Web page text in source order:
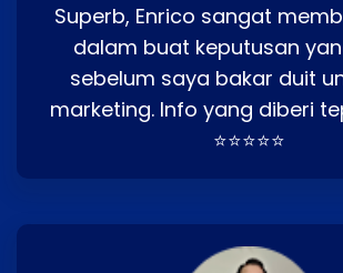
Superb, Enrico sangat
dalam buat keputusan
sebelum saya bakar duit
marketing. Info yang diberi
⭐⭐⭐⭐⭐